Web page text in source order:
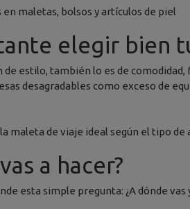
maletas, bolsos y artículos de piel
elegir bien
estilo, también lo es de
desagradables como exceso de
maleta de viaje ideal según el tipo
a hacer?
esta simple pregunta: ¿A dónde